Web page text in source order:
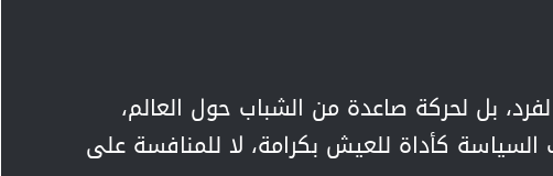
بل لحركة صاعدة من الشباب حول العالم،
كأداة للعيش بكرامة، لا للمنافسة على